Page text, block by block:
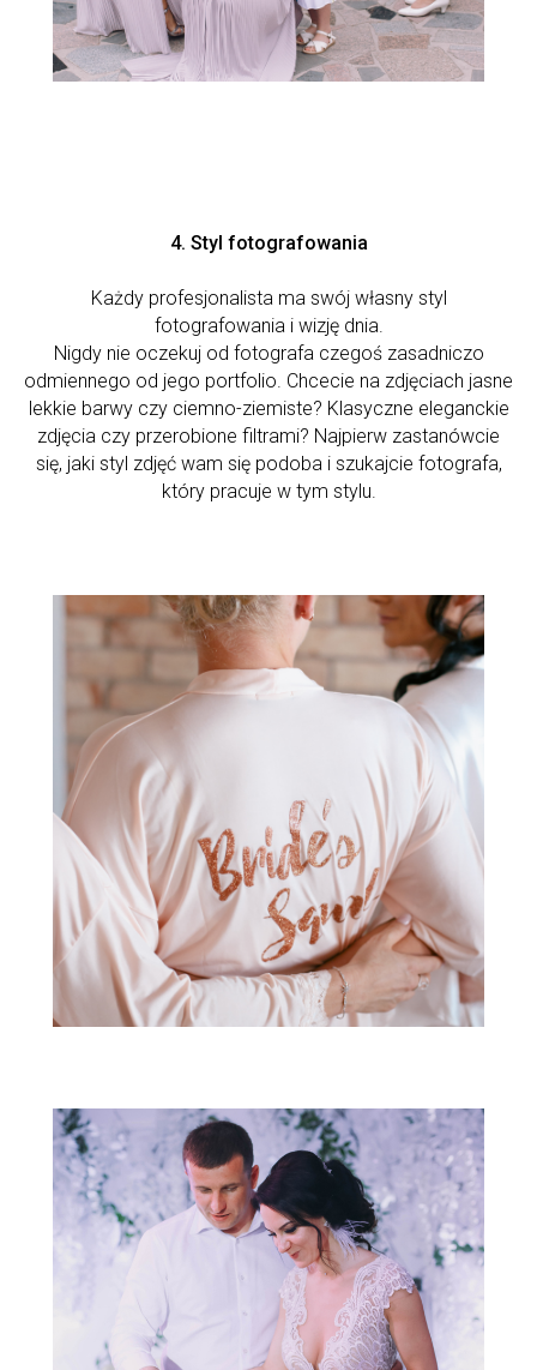
4. Styl fotografowania
Każdy profesjonalista ma swój własny styl
fotografowania i wizję dnia.
Nigdy nie oczekuj od fotografa czegoś zasadniczo
odmiennego od jego portfolio. Chcecie na zdjęciach jasne
lekkie barwy czy ciemno-ziemiste? Klasyczne eleganckie
zdjęcia czy przerobione filtrami? Najpierw zastanówcie
się, jaki styl zdjęć wam się podoba i szukajcie fotografa,
który pracuje w tym stylu.